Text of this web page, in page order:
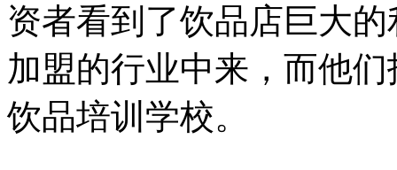
资者看到了饮品店巨大
加盟的行业中来，而他
饮品培训学校。